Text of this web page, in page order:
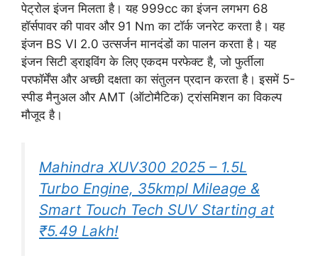
पेट्रोल इंजन मिलता है। यह 999cc का इंजन लगभग 68
हॉर्सपावर की पावर और 91 Nm का टॉर्क जनरेट करता है। यह
इंजन BS VI 2.0 उत्सर्जन मानदंडों का पालन करता है। यह
इंजन सिटी ड्राइविंग के लिए एकदम परफेक्ट है, जो फुर्तीला
परफॉर्मेंस और अच्छी दक्षता का संतुलन प्रदान करता है। इसमें 5-
स्पीड मैनुअल और AMT (ऑटोमैटिक) ट्रांसमिशन का विकल्प
मौजूद है।
Mahindra XUV300 2025 – 1.5L
Turbo Engine, 35kmpl Mileage &
Smart Touch Tech SUV Starting at
₹5.49 Lakh!